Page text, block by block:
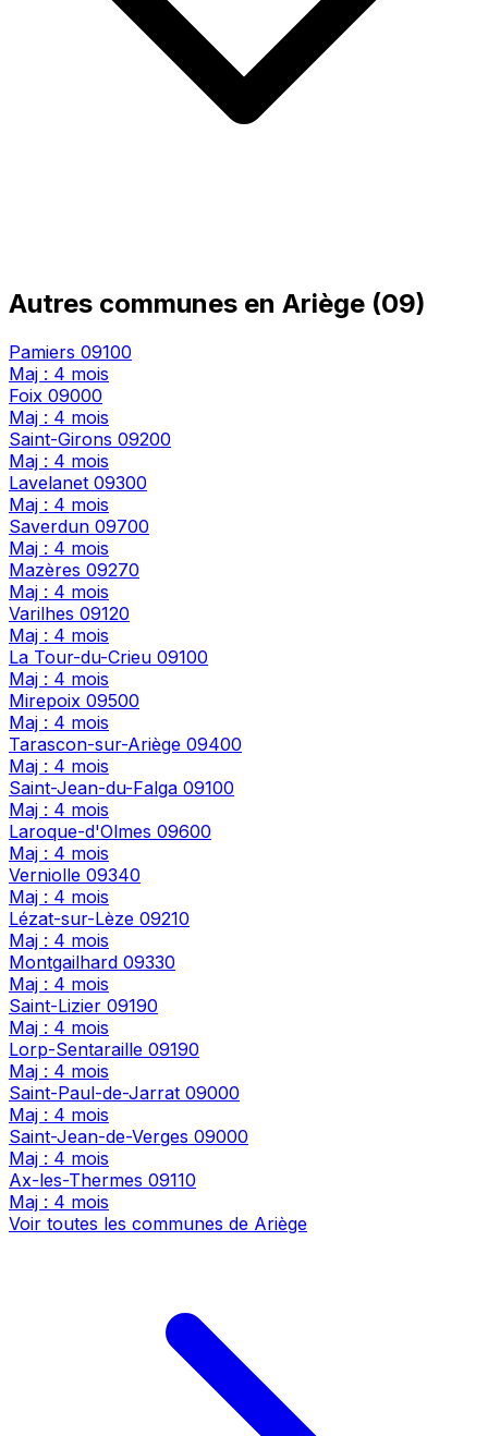
Autres communes en Ariège (09)
Pamiers 09100
Maj : 4 mois
Foix 09000
Maj : 4 mois
Saint-Girons 09200
Maj : 4 mois
Lavelanet 09300
Maj : 4 mois
Saverdun 09700
Maj : 4 mois
Mazères 09270
Maj : 4 mois
Varilhes 09120
Maj : 4 mois
La Tour-du-Crieu 09100
Maj : 4 mois
Mirepoix 09500
Maj : 4 mois
Tarascon-sur-Ariège 09400
Maj : 4 mois
Saint-Jean-du-Falga 09100
Maj : 4 mois
Laroque-d'Olmes 09600
Maj : 4 mois
Verniolle 09340
Maj : 4 mois
Lézat-sur-Lèze 09210
Maj : 4 mois
Montgailhard 09330
Maj : 4 mois
Saint-Lizier 09190
Maj : 4 mois
Lorp-Sentaraille 09190
Maj : 4 mois
Saint-Paul-de-Jarrat 09000
Maj : 4 mois
Saint-Jean-de-Verges 09000
Maj : 4 mois
Ax-les-Thermes 09110
Maj : 4 mois
Voir toutes les communes de Ariège